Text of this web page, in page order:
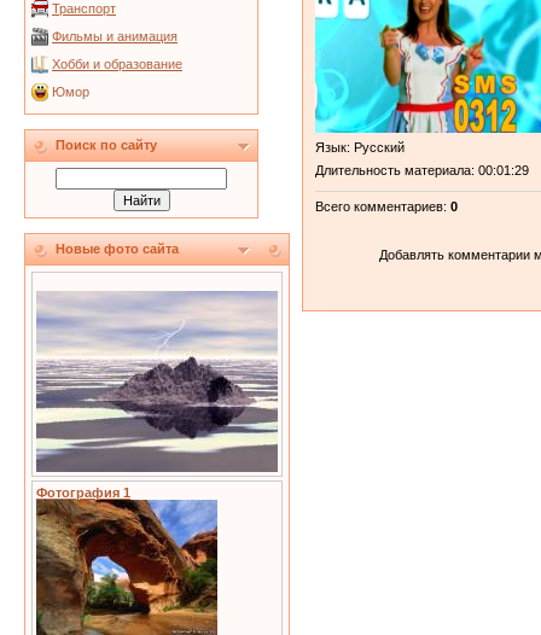
Транспорт
Фильмы и анимация
Хобби и образование
Юмор
Поиск по сайту
Новые фото сайта
Фотография 1
Язык: Русский
Длительность материала: 00:01:29
Всего комментариев: 0
Добавлять комментарии